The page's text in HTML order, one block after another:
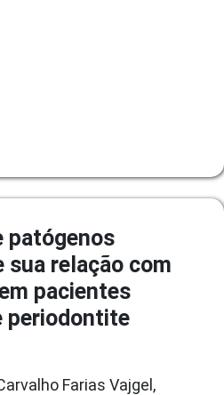
patógenos
sua relação com
pacientes
periodontite
Farias Vajgel,